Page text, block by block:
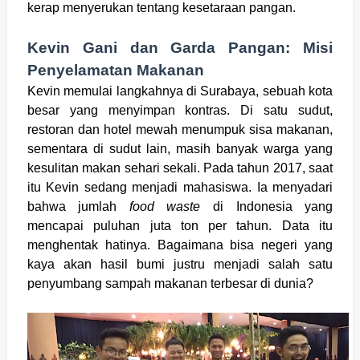
kerap menyerukan tentang kesetaraan pangan.
Kevin Gani dan Garda Pangan: Misi
Penyelamatan Makanan
Kevin memulai langkahnya di Surabaya, sebuah kota
besar yang menyimpan kontras. Di satu sudut,
restoran dan hotel mewah menumpuk sisa makanan,
sementara di sudut lain, masih banyak warga yang
kesulitan makan sehari sekali. Pada tahun 2017, saat
itu Kevin sedang menjadi mahasiswa. Ia menyadari
bahwa jumlah food waste di Indonesia yang
mencapai puluhan juta ton per tahun. Data itu
menghentak hatinya. Bagaimana bisa negeri yang
kaya akan hasil bumi justru menjadi salah satu
penyumbang sampah makanan terbesar di dunia?